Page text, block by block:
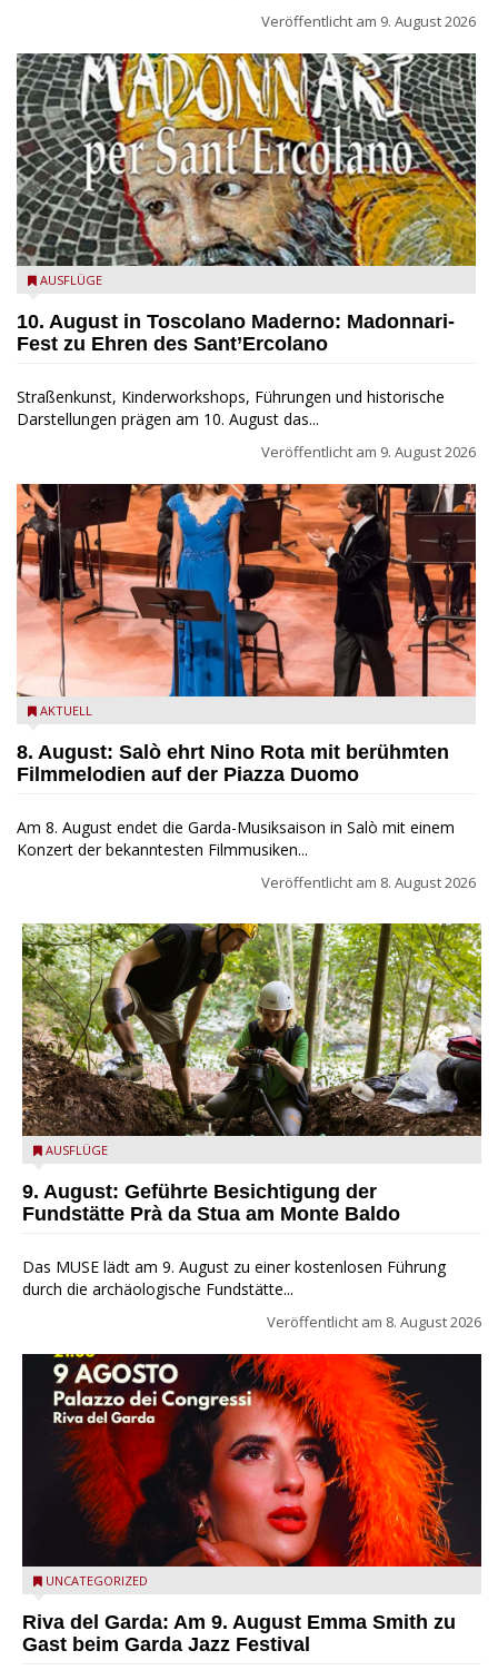
Veröffentlicht am 9. August 2026
Toscolano Maderno: "Madonnari per Sant'Ercolano"
AUSFLÜGE
10. August in Toscolano Maderno: Madonnari-
Fest zu Ehren des Sant’Ercolano
Straßenkunst, Kinderworkshops, Führungen und historische
Darstellungen prägen am 10. August das...
Veröffentlicht am 9. August 2026
Estate Musicale del Garda: Salò ehrt Nino Rota
AKTUELL
8. August: Salò ehrt Nino Rota mit berühmten
Filmmelodien auf der Piazza Duomo
Am 8. August endet die Garda-Musiksaison in Salò mit einem
Konzert der bekanntesten Filmmusiken...
Veröffentlicht am 8. August 2026
die archäologische Fundstätte Riparo Prà da Stua am Monte
AUSFLÜGE
9. August: Geführte Besichtigung der
Fundstätte Prà da Stua am Monte Baldo
Das MUSE lädt am 9. August zu einer kostenlosen Führung
durch die archäologische Fundstätte...
Veröffentlicht am 8. August 2026
Riva del Garda - Emma Smith zu Gast beim Garda Jazz
UNCATEGORIZED
Riva del Garda: Am 9. August Emma Smith zu
Gast beim Garda Jazz Festival